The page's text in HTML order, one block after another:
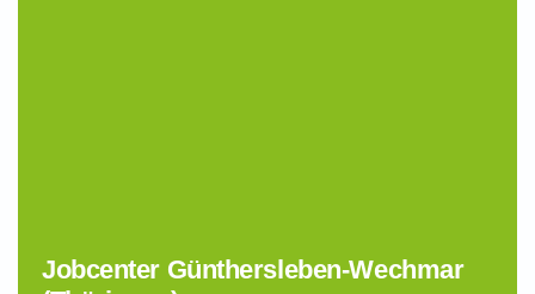
Jobcenter Günthersleben-Wechmar